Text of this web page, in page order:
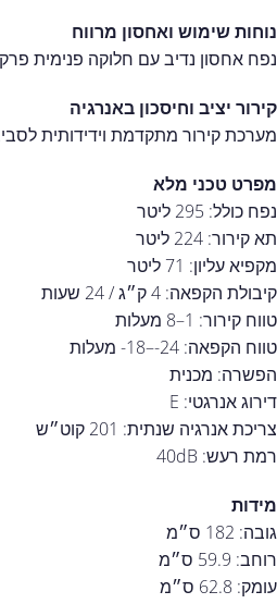
נוחות שימוש ואחסון מרווח
נפח אחסון נדיב עם חלוקה פנימית
קירור יציב וחיסכון באנרגיה
מערכת קירור מתקדמת וידידותית
מפרט טכני מלא
נפח כולל: 295 ליטר
תא קירור: 224 ליטר
מקפיא עליון: 71 ליטר
קיבולת הקפאה: 4 ק״ג / 24 שעות
טווח קירור: 1–8 מעלות
טווח הקפאה: ‎-18–‎-24 מעלות
הפשרה: מכנית
דירוג אנרגטי: E
צריכת אנרגיה שנתית: 201 קוט״ש
רמת רעש: 40dB
מידות
גובה: 182 ס״מ
רוחב: 59.9 ס״מ
עומק: 62.8 ס״מ